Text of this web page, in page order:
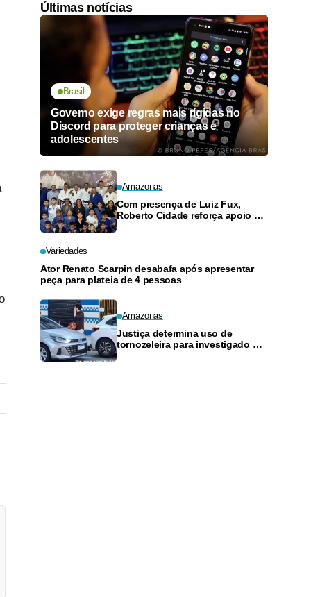
Últimas notícias
Brasil
Governo exige regras mais rígidas no
Discord para proteger crianças e
adolescentes
Amazonas
Com presença de Luiz Fux,
Roberto Cidade reforça apoio a
Variedades
Ator Renato Scarpin desabafa após apresentar
peça para plateia de 4 pessoas
Amazonas
Justiça determina uso de
tornozeleira para investigado por